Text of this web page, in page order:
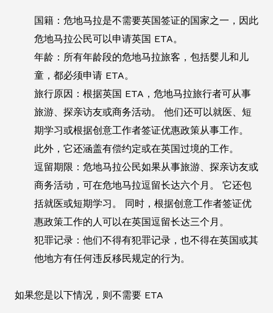
国籍：危地马拉是不需要英国签证的国家之一，因此
危地马拉公民可以申请英国 ETA。
年龄：所有年龄段的危地马拉旅客，包括婴儿和儿
童，都必须申请 ETA。
旅行原因：根据英国 ETA，危地马拉旅行者可从事
旅游、探亲访友或商务活动。 他们还可以就医、短
期学习或根据创意工作者签证优惠政策从事工作。
此外，它还涵盖有偿约定或在英国过境的工作。
逗留期限：危地马拉公民如果从事旅游、探亲访友或
商务活动，可在危地马拉逗留长达六个月。 它还包
括就医或短期学习。 同时，根据创意工作者签证优
惠政策工作的人可以在英国逗留长达三个月。
犯罪记录：他们不得有犯罪记录，也不得在英国或其
他地方有任何违反移民规定的行为。
如果您是以下情况，则不需要 ETA